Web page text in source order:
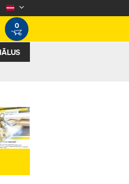
0